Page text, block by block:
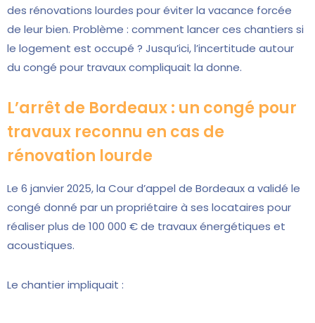
des rénovations lourdes pour éviter la vacance forcée
de leur bien. Problème : comment lancer ces chantiers si
le logement est occupé ? Jusqu’ici, l’incertitude autour
du congé pour travaux compliquait la donne.
L’arrêt de Bordeaux : un congé pour
travaux reconnu en cas de
rénovation lourde
Le 6 janvier 2025, la Cour d’appel de Bordeaux a validé le
congé donné par un propriétaire à ses locataires pour
réaliser plus de 100 000 € de travaux énergétiques et
acoustiques.
Le chantier impliquait :